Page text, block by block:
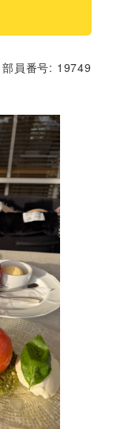
部員番号: 19749